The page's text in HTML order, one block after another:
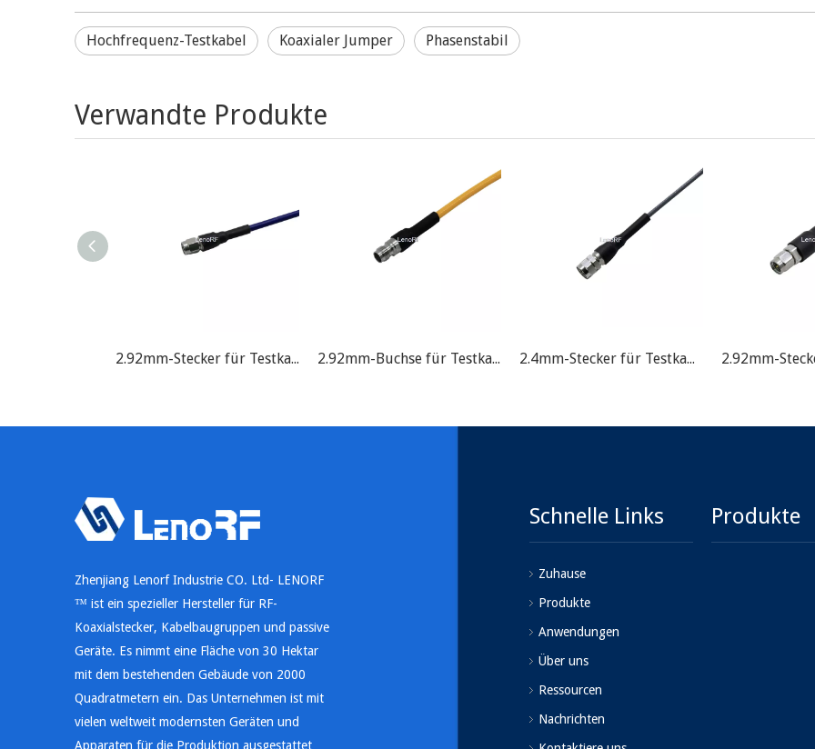
Hochfrequenz-Testkabel Koaxialer Jumper Phasenstabil
Verwandte Produkte
2.92mm-Stecker für Testkabelbaugruppe 2.92mm-Buchse für Testkabelbaugruppe 2.4mm-Stecker für Testkabelbaugruppe
Zhenjiang Lenorf Industrie CO. Ltd- LENORF
™ ist ein spezieller Hersteller für RF-
Koaxialstecker, Kabelbaugruppen und passive
Geräte. Es nimmt eine Fläche von 30 Hektar
mit dem bestehenden Gebäude von 2000
Quadratmetern ein. Das Unternehmen ist mit
vielen weltweit modernsten Geräten und
Apparaten für die Produktion ausgestattet
Schnelle Links
Zuhause
Produkte
Anwendungen
Über uns
Ressourcen
Nachrichten
Produkte